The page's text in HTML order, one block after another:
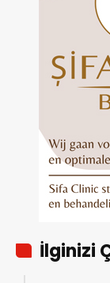
İlginizi